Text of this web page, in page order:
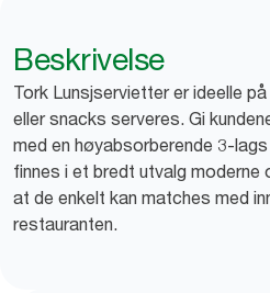
Beskrivelse
Tork Lunsjservietter er ideelle
eller snacks serveres. Gi
med en høyabsorberende 3-
finnes i et bredt utvalg moderne
at de enkelt kan matches med
restauranten.